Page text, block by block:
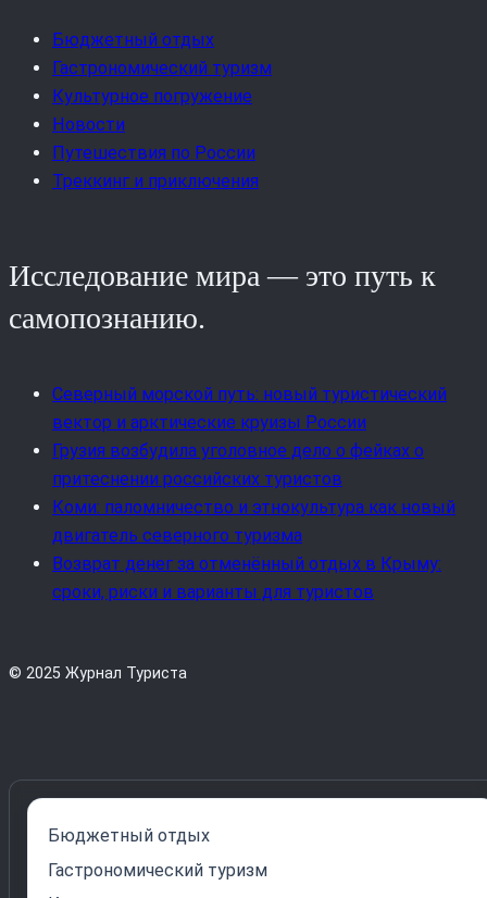
Бюджетный отдых
Гастрономический туризм
Культурное погружение
Новости
Путешествия по России
Треккинг и приключения
Исследование мира — это путь к
самопознанию.
Северный морской путь: новый туристический
вектор и арктические круизы России
Грузия возбудила уголовное дело о фейках о
притеснении российских туристов
Коми: паломничество и этнокультура как новый
двигатель северного туризма
Возврат денег за отменённый отдых в Крыму:
сроки, риски и варианты для туристов
© 2025 Журнал Туриста
Бюджетный отдых
Гастрономический туризм